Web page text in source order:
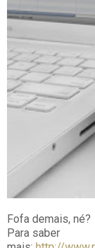
Fofa demais, né?
Para saber